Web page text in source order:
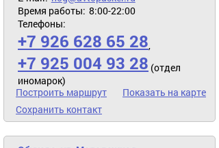
Время работы: 8:00-22:00
Телефоны:
+7 926 628 65 28,
+7 925 004 93 28 (отдел
иномарок)
Построить маршрут
Показать на карте
Сохранить контакт